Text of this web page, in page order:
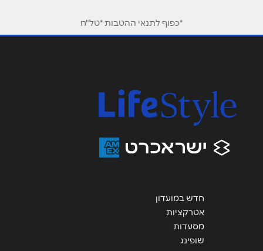
*כפוף לתנאי ההטבות *טל"ח
חדש במועדון
אטרקציות
מסעדות
שופינג